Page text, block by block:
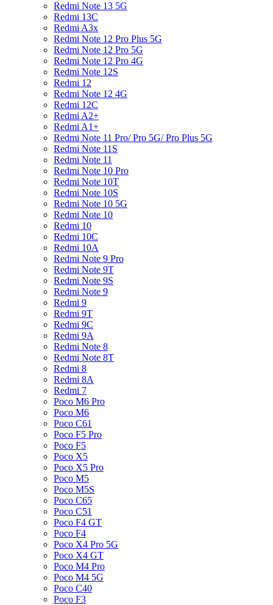
Redmi Note 13 5G
Redmi 13C
Redmi A3x
Redmi Note 12 Pro Plus 5G
Redmi Note 12 Pro 5G
Redmi Note 12 Pro 4G
Redmi Note 12S
Redmi 12
Redmi Note 12 4G
Redmi 12C
Redmi A2+
Redmi A1+
Redmi Note 11 Pro/ Pro 5G/ Pro Plus 5G
Redmi Note 11S
Redmi Note 11
Redmi Note 10 Pro
Redmi Note 10T
Redmi Note 10S
Redmi Note 10 5G
Redmi Note 10
Redmi 10
Redmi 10C
Redmi 10A
Redmi Note 9 Pro
Redmi Note 9T
Redmi Note 9S
Redmi Note 9
Redmi 9
Redmi 9T
Redmi 9C
Redmi 9A
Redmi Note 8
Redmi Note 8T
Redmi 8
Redmi 8A
Redmi 7
Poco M6 Pro
Poco M6
Poco C61
Poco F5 Pro
Poco F5
Poco X5
Poco X5 Pro
Poco M5
Poco M5S
Poco C65
Poco C51
Poco F4 GT
Poco F4
Poco X4 Pro 5G
Poco X4 GT
Poco M4 Pro
Poco M4 5G
Poco C40
Poco F3